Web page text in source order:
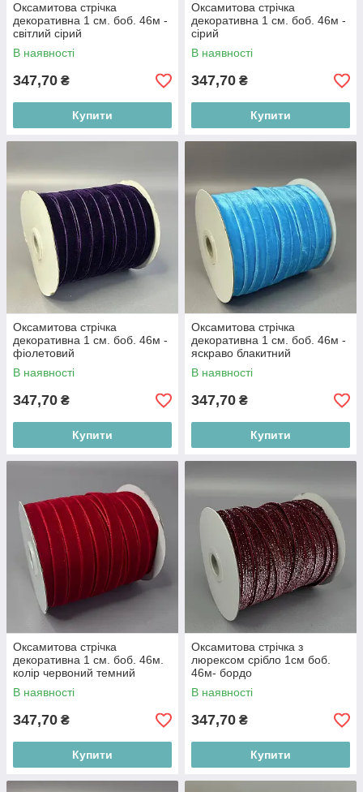
Оксамитова стрічка
декоративна 1 см. боб. 46м -
світлий сірий
В наявності
347,70 ₴
Купити
Оксамитова стрічка
декоративна 1 см. боб. 46м -
сірий
В наявності
347,70 ₴
Купити
Оксамитова стрічка
декоративна 1 см. боб. 46м -
фіолетовий
В наявності
347,70 ₴
Купити
Оксамитова стрічка
декоративна 1 см. боб. 46м -
яскраво блакитний
В наявності
347,70 ₴
Купити
Оксамитова стрічка
декоративна 1 см. боб. 46м.
колір червоний темний
В наявності
347,70 ₴
Купити
Оксамитова стрічка з
люрексом срібло 1см боб.
46м- бордо
В наявності
347,70 ₴
Купити